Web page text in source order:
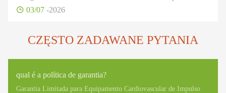
03/07 -2026
CZĘSTO ZADAWANE PYTANIA
qual é a política de garantia?
Garantia Limitada para Equipamento Cardiovascular de Impulso